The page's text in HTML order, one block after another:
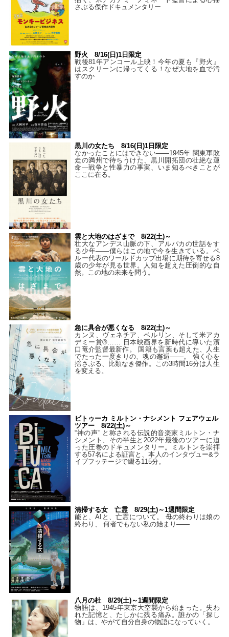
さぶる傑作ドキュメンタリー
野火 8/16(日)1日限定
戦後81年アンコール上映！今年の夏も『野火』
はスクリーンに帰ってくる！なぜ大地を血で汚
すのか
黒川の女たち 8/16(日)1日限定
なかったことにはできない——1945年 関東軍敗
走の満州で待ちうけた、黒川開拓団の壮絶な運
命―戦争と性暴力の事実、いま知るべきことが
ここに在る。
雲と大地のはざまで 8/22(土)～
壮大なアンデス山脈の下、アルパカの世話をす
る少年――僕らはこの地で今を生きている。ペ
ルー代表のワールドカップ出場に期待を寄せる8
歳の少年が見る世界。人知を超えた圧倒的な自
然。この地の未来を問う。
急に具合が悪くなる 8/22(土)～
カンヌ、ヴェネチア、ベルリン、そして米アカ
デミー賞®…… 日本映画界を新時代に導いた濱
口竜介監督最新作。 国籍も言葉も超えた、人生
でたった一度きりの、魂の邂逅――。 強く心を
揺さぶる、比類なき傑作。この3時間16分は人生
を変える。
ビトゥーカ ミルトン・ナシメント フェアウェル
ツアー 8/22(土)～
“神の声” と称される伝説的音楽家ミルトン・ナ
シメント、その半生と2022年最後のツアーに迫
った圧巻のドキュメンタリー。ミルトンを崇拝
する57名による証言と、本人のインタヴュー&ラ
イブフッテージで綴る115分。
清掃する女 亡霊 8/29(土)～1週間限定
能と、AIと、亡霊について。 母の終わりは娘の
終わり、 何者でもない私の始まり――
八月の杜 8/29(土)～1週間限定
物語は、1945年東京大空襲から始まった。失わ
れた記憶と、たしかに残る痛み。誰かの「探し
物」は、やがて自分自身の物語になっていく。